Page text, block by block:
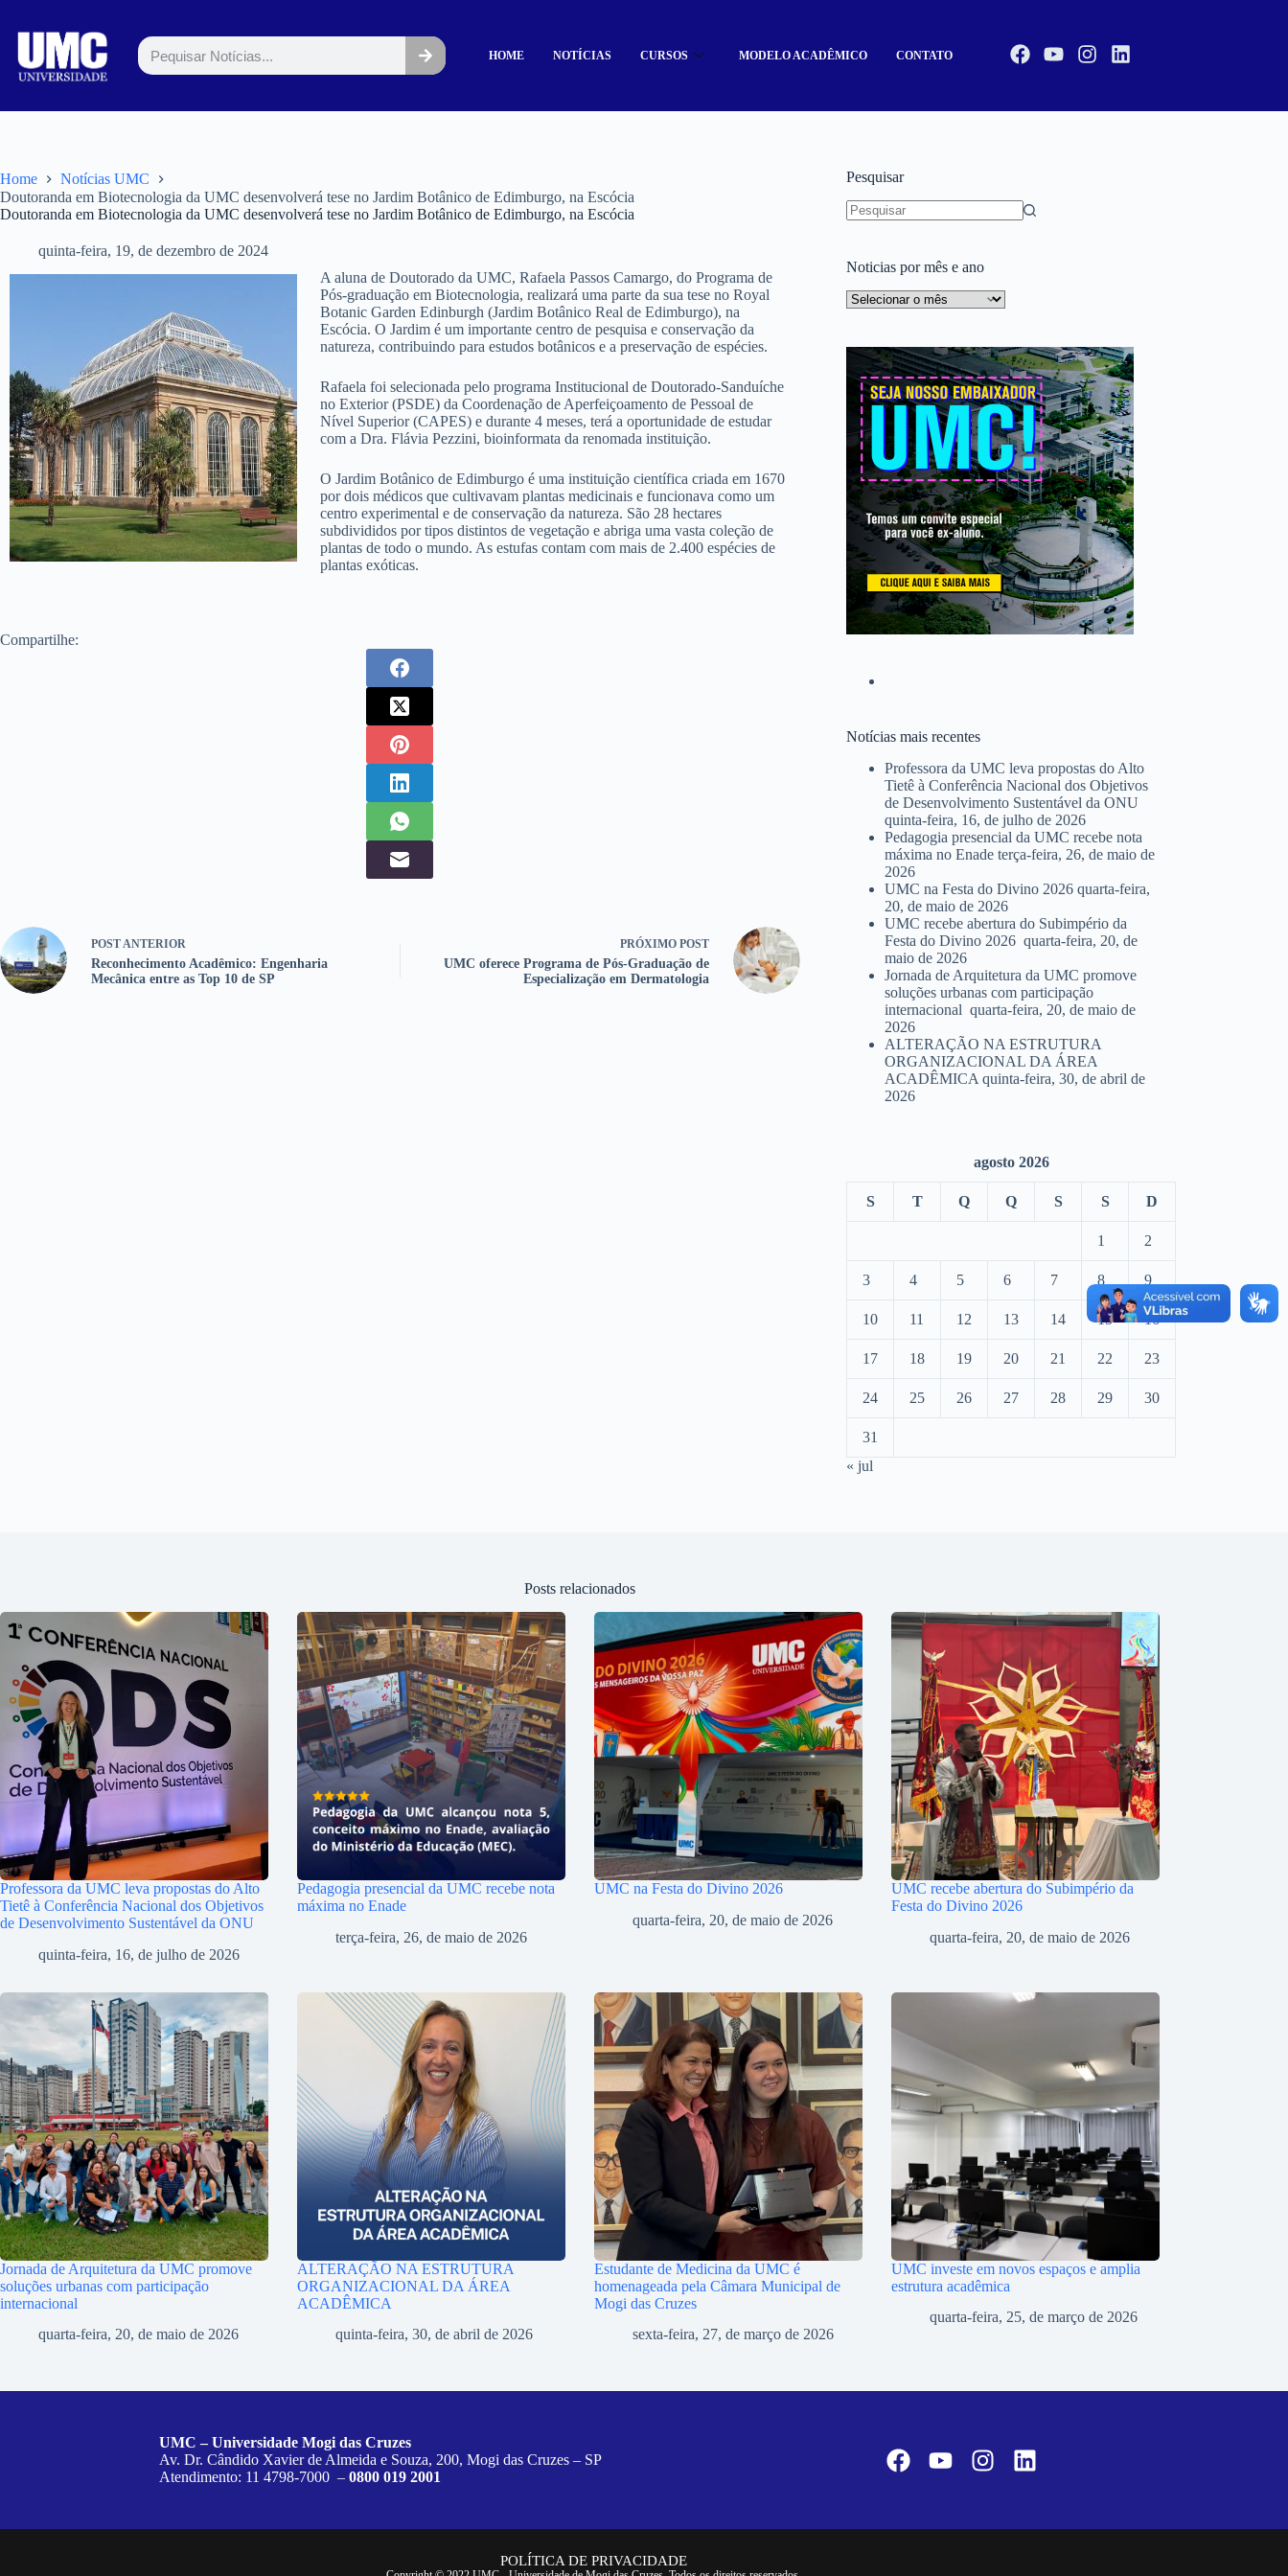
HOME NOTÍCIAS CURSOS MODELO ACADÊMICO CONTATO
Home
Notícias UMC
Doutoranda em Biotecnologia da UMC desenvolverá tese no Jardim Botânico de Edimburgo, na Escócia
Doutoranda em Biotecnologia da UMC desenvolverá tese no Jardim Botânico de Edimburgo, na Escócia
quinta-feira, 19, de dezembro de 2024
A aluna de Doutorado da UMC, Rafaela Passos Camargo, do Programa de
Pós-graduação em Biotecnologia, realizará uma parte da sua tese no Royal
Botanic Garden Edinburgh (Jardim Botânico Real de Edimburgo), na
Escócia. O Jardim é um importante centro de pesquisa e conservação da
natureza, contribuindo para estudos botânicos e a preservação de espécies.
Rafaela foi selecionada pelo programa Institucional de Doutorado-Sanduíche
no Exterior (PSDE) da Coordenação de Aperfeiçoamento de Pessoal de
Nível Superior (CAPES) e durante 4 meses, terá a oportunidade de estudar
com a Dra. Flávia Pezzini, bioinformata da renomada instituição.
O Jardim Botânico de Edimburgo é uma instituição científica criada em 1670
por dois médicos que cultivavam plantas medicinais e funcionava como um
centro experimental e de conservação da natureza. São 28 hectares
subdivididos por tipos distintos de vegetação e abriga uma vasta coleção de
plantas de todo o mundo. As estufas contam com mais de 2.400 espécies de
plantas exóticas.
Compartilhe:
POST ANTERIOR
Reconhecimento Acadêmico: Engenharia
Mecânica entre as Top 10 de SP
PRÓXIMO POST
UMC oferece Programa de Pós-Graduação de
Especialização em Dermatologia
Pesquisar
Noticias por mês e ano
Notícias mais recentes
Professora da UMC leva propostas do Alto
Tietê à Conferência Nacional dos Objetivos
de Desenvolvimento Sustentável da ONU
quinta-feira, 16, de julho de 2026
Pedagogia presencial da UMC recebe nota
máxima no Enade terça-feira, 26, de maio de
2026
UMC na Festa do Divino 2026 quarta-feira,
20, de maio de 2026
UMC recebe abertura do Subimpério da
Festa do Divino 2026 quarta-feira, 20, de
maio de 2026
Jornada de Arquitetura da UMC promove
soluções urbanas com participação
internacional quarta-feira, 20, de maio de
2026
ALTERAÇÃO NA ESTRUTURA
ORGANIZACIONAL DA ÁREA
ACADÊMICA quinta-feira, 30, de abril de
2026
agosto 2026
S T Q Q S S D
1 2
3 4 5 6 7 8 9
10 11 12 13 14 15 16
17 18 19 20 21 22 23
24 25 26 27 28 29 30
31
« jul
Posts relacionados
Professora da UMC leva propostas do Alto
Tietê à Conferência Nacional dos Objetivos
de Desenvolvimento Sustentável da ONU
quinta-feira, 16, de julho de 2026
Pedagogia presencial da UMC recebe nota
máxima no Enade
terça-feira, 26, de maio de 2026
UMC na Festa do Divino 2026
quarta-feira, 20, de maio de 2026
UMC recebe abertura do Subimpério da
Festa do Divino 2026
quarta-feira, 20, de maio de 2026
Jornada de Arquitetura da UMC promove
soluções urbanas com participação
internacional
quarta-feira, 20, de maio de 2026
ALTERAÇÃO NA ESTRUTURA
ORGANIZACIONAL DA ÁREA
ACADÊMICA
quinta-feira, 30, de abril de 2026
Estudante de Medicina da UMC é
homenageada pela Câmara Municipal de
Mogi das Cruzes
sexta-feira, 27, de março de 2026
UMC investe em novos espaços e amplia
estrutura acadêmica
quarta-feira, 25, de março de 2026
UMC – Universidade Mogi das Cruzes
Av. Dr. Cândido Xavier de Almeida e Souza, 200, Mogi das Cruzes – SP
Atendimento: 11 4798-7000 –0800 019 2001
POLÍTICA DE PRIVACIDADE